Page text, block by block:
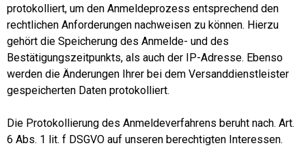
protokolliert, um den Anmeldeprozess entsprechend den
rechtlichen Anforderungen nachweisen zu können. Hierzu
gehört die Speicherung des Anmelde- und des
Bestätigungszeitpunkts, als auch der IP-Adresse. Ebenso
werden die Änderungen Ihrer bei dem Versanddienstleister
gespeicherten Daten protokolliert.
Die Protokollierung des Anmeldeverfahrens beruht nach. Art.
6 Abs. 1 lit. f DSGVO auf unseren berechtigten Interessen.